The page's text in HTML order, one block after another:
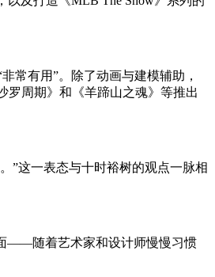
有用”。除了动画与建模辅助，
罗周期》和《羊蹄山之魂》等推出
这一表态与十时裕树的观点一脉相
——随着艺术家和设计师慢慢习惯